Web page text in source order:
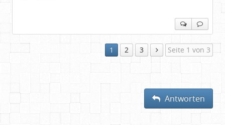
1 2 3 Seite 1 von 3
Antworten